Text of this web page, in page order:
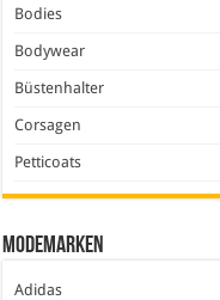
Bodies
Bodywear
Büstenhalter
Corsagen
Petticoats
Modemarken
Adidas